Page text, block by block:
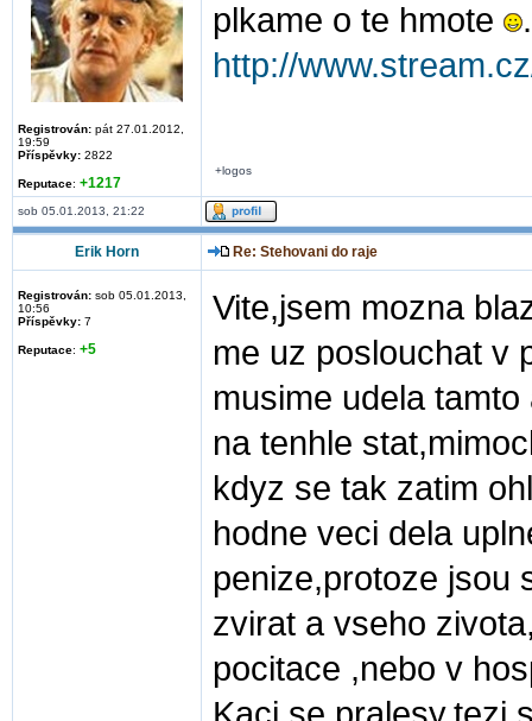
Registrován: pát 27.01.2012,
19:59
Příspěvky: 2822
Reputace: +1217
plkame o te hmote
.
http://
+logos
sob 05.01.2013, 21:22
Erik Horn Re: Stehovani do raje
Registrován: sob 05.01.2013,
10:56
Příspěvky: 7
Reputace: +5
Vite,jsem mozna
me uz poslouchat v
musime udela
na tenhle
kdyz se tak zatim
hodne veci dela
penize,protoze jsou
zvirat a vseho
pocitace ,nebo v